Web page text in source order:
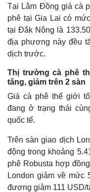
Tại Lâm Đồng giá cà
phê tại Gia Lai có
tại Đắk Nông là
địa phương này đều
dịch trước.
Thị trường cà phê
tăng, giảm trên 2 sàn
Giá cà phê thế giới
đang ở trạng thái
quốc tế.
Trên sàn giao dịch
động trong khoảng
phê Robusta hợp
London giảm về mức
đương giảm 111 USD/